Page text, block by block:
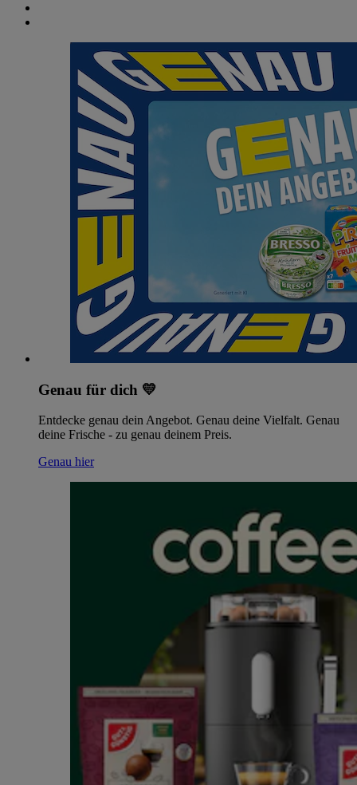
Genau für dich 💛
Entdecke genau dein Angebot. Genau deine Vielfalt. Genau
deine Frische - zu genau deinem Preis.
Genau hier